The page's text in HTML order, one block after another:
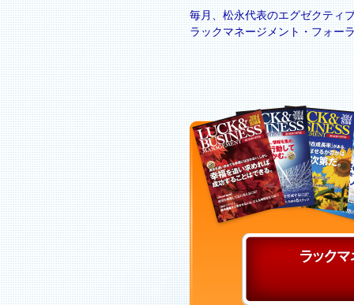
毎月、松永代表のエグゼクティ
ラックマネージメント・フォー